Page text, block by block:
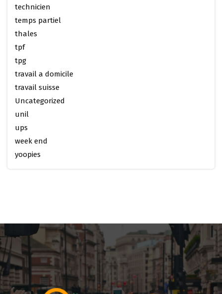
technicien
temps partiel
thales
tpf
tpg
travail a domicile
travail suisse
Uncategorized
unil
ups
week end
yoopies